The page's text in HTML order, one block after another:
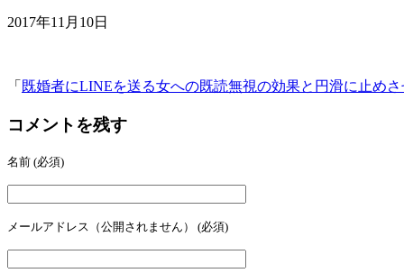
2017年11月10日
「 既婚者にLINEを送る女への既読無視の効果と円滑に止めさ
コメントを残す
名前 (必須)
メールアドレス（公開されません） (必須)